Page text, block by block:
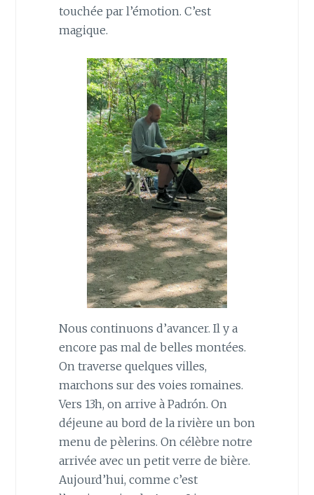
touchée par l’émotion. C’est
magique.
Nous continuons d’avancer. Il y a
encore pas mal de belles montées.
On traverse quelques villes,
marchons sur des voies romaines.
Vers 13h, on arrive à Padrón. On
déjeune au bord de la rivière un bon
menu de pèlerins. On célèbre notre
arrivée avec un petit verre de bière.
Aujourd’hui, comme c’est